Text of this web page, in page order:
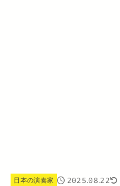
日本の演奏家 2025.08.22